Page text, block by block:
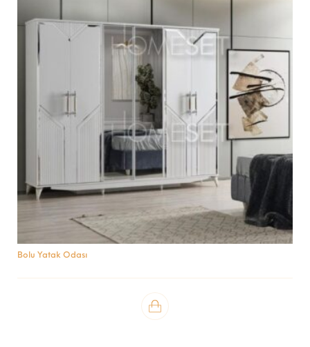
Bolu Yatak Odası